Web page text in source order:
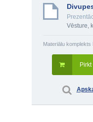
Vēsture,
Materiālu komplekts